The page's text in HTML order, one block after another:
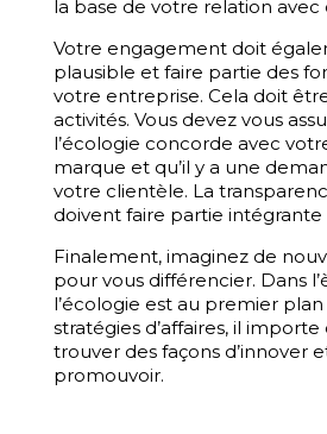
la base de votre relation avec
Votre engagement doit
plausible et faire partie des
votre entreprise. Cela doit
activités. Vous devez vous
l’écologie concorde avec
marque et qu’il y a une
votre clientèle. La
doivent faire partie intégrante
Finalement, imaginez de
pour vous différencier. Dans
l’écologie est au premier
stratégies d’affaires, il
trouver des façons d’innover
promouvoir.